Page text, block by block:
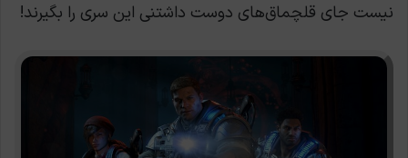
نیست جای قلچماق‌های دوست داشتنی این سری را بگیرند!